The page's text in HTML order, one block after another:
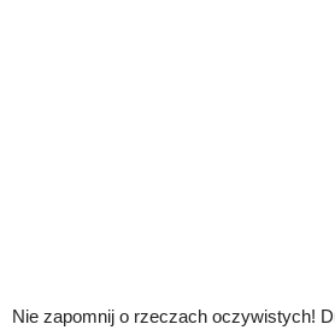
Nie zapomnij o rzeczach oczywistych!